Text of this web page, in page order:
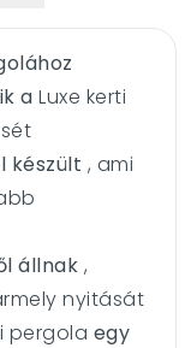
a Luxe kerti
készült , ami
állnak ,
nyitását
pergola egy